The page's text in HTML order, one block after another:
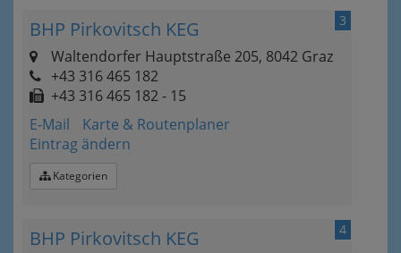
3
BHP Pirkovitsch KEG
Waltendorfer Hauptstraße 205, 8042 Graz
+43 316 465 182
+43 316 465 182 - 15
E-Mail
Karte & Routenplaner
Eintrag ändern
Kategorien
4
BHP Pirkovitsch KEG